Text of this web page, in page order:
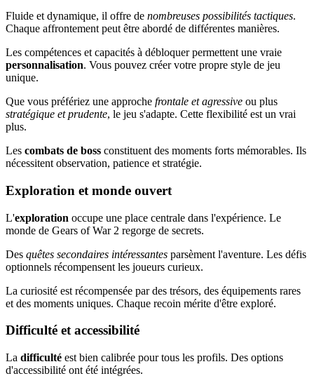
Fluide et dynamique, il offre de nombreuses possibilités tactiques.
Chaque affrontement peut être abordé de différentes manières.
Les compétences et capacités à débloquer permettent une vraie
personnalisation. Vous pouvez créer votre propre style de jeu
unique.
Que vous préfériez une approche frontale et agressive ou plus
stratégique et prudente, le jeu s'adapte. Cette flexibilité est un vrai
plus.
Les combats de boss constituent des moments forts mémorables. Ils
nécessitent observation, patience et stratégie.
Exploration et monde ouvert
L'exploration occupe une place centrale dans l'expérience. Le
monde de Gears of War 2 regorge de secrets.
Des quêtes secondaires intéressantes parsèment l'aventure. Les défis
optionnels récompensent les joueurs curieux.
La curiosité est récompensée par des trésors, des équipements rares
et des moments uniques. Chaque recoin mérite d'être exploré.
Difficulté et accessibilité
La difficulté est bien calibrée pour tous les profils. Des options
d'accessibilité ont été intégrées.